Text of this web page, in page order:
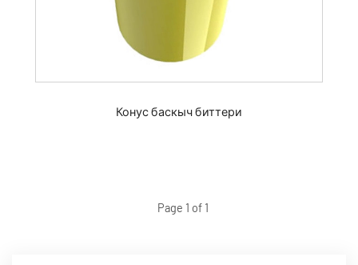
Конус баскыч биттери
Page 1 of 1